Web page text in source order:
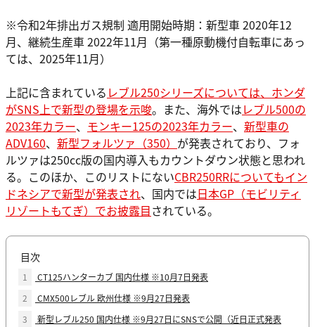
※令和2年排出ガス規制 適用開始時期：新型車 2020年12
月、継続生産車 2022年11月（第一種原動機付自転車にあっ
ては、2025年11月）
上記に含まれている レブル250シリーズについては、ホンダ
がSNS上で新型の登場を示唆。また、海外ではレブル500の
2023年カラー、 モンキー125の2023年カラー、 新型車の
ADV160、 新型フォルツァ（350） が発表されており、フォ
ルツァは250cc版の国内導入もカウントダウン状態と思われ
る。このほか、このリストにないCBR250RRについてもイン
ドネシアで新型が発表され、国内では日本GP（モビリティ
リゾートもてぎ）でお披露目されている。
目次
1
CT125ハンターカブ 国内仕様 ※10月7日発表
2
CMX500レブル 欧州仕様 ※9月27日発表
3
新型レブル250 国内仕様 ※9月27日にSNSで公開（近日正式発表